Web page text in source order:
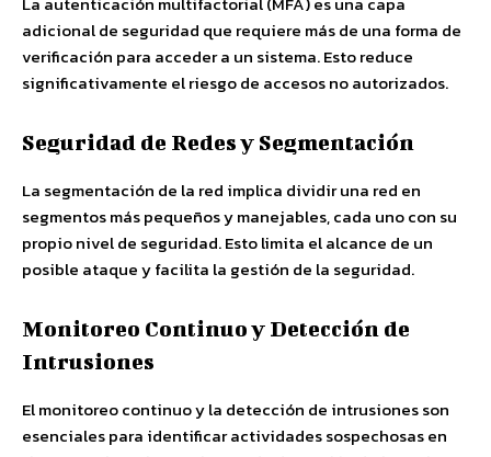
adicional de seguridad que requiere más de una forma de
verificación para acceder a un sistema. Esto reduce
significativamente el riesgo de accesos no autorizados.
Seguridad de Redes y Segmentación
La segmentación de la red implica dividir una red en
segmentos más pequeños y manejables, cada uno con su
propio nivel de seguridad. Esto limita el alcance de un
posible ataque y facilita la gestión de la seguridad.
Monitoreo Continuo y Detección de
Intrusiones
El monitoreo continuo y la detección de intrusiones son
esenciales para identificar actividades sospechosas en